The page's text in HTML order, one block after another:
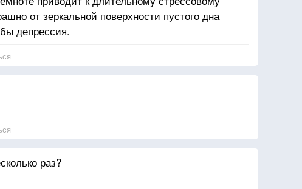
от зеркальной поверхности пустого дна
депрессия.
раз?